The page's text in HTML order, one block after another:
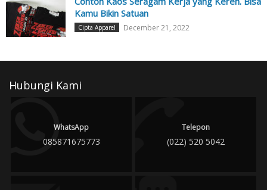
Kamu Bikin Satuan
Cipta Apparel December 21, 2022
Hubungi Kami
WhatsApp
085871675773
Telepon
(022) 520 5042